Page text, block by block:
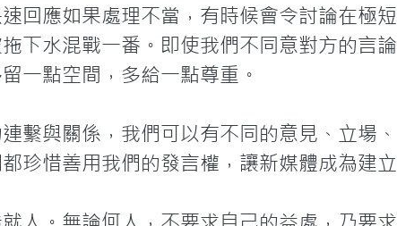
回應如果處理不當，有時候會令討論在極短
下水混戰一番。即使我們不同意對方的言論
一點空間，多給一點尊重。
繫與關係，我們可以有不同的意見、立場、
珍惜善用我們的發言權，讓新媒體成為建立